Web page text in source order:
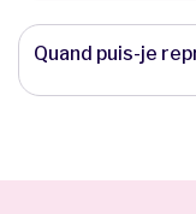
Quand puis-je